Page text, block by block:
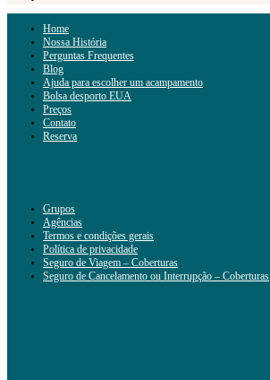
Home
Nossa História
Perguntas Frequentes
Blog
Ajuda para escolher um acampamento
Bolsa desporto EUA
Preços
Contato
Reserva
Grupos
Agências
Termos e condições gerais
Política de privacidade
Seguro de Viagem – Coberturas
Seguro de Cancelamento ou Interrupção – Coberturas